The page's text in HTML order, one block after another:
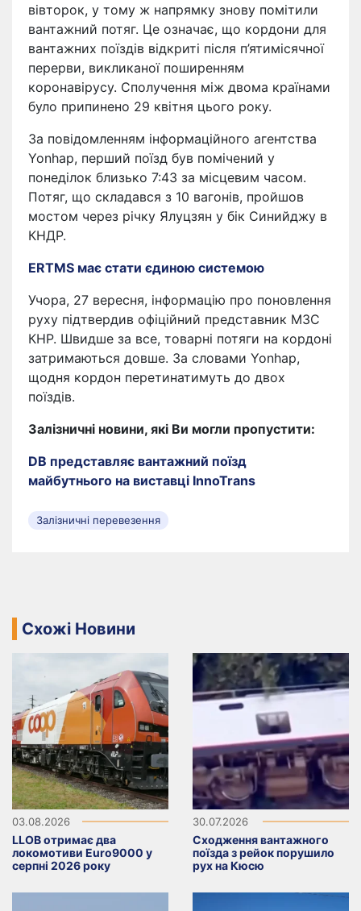
вівторок, у тому ж напрямку знову помітили
вантажний потяг. Це означає, що кордони для
вантажних поїздів відкриті після п’ятимісячної
перерви, викликаної поширенням
коронавірусу. Сполучення між двома країнами
було припинено 29 квітня цього року.
За повідомленням інформаційного агентства
Yonhap, перший поїзд був помічений у
понеділок близько 7:43 за місцевим часом.
Потяг, що складався з 10 вагонів, пройшов
мостом через річку Ялуцзян у бік Синийджу в
КНДР.
ERTMS має стати єдиною системою
Учора, 27 вересня, інформацію про поновлення
руху підтвердив офіційний представник МЗС
КНР. Швидше за все, товарні потяги на кордоні
затримаються довше. За словами Yonhap,
щодня кордон перетинатимуть до двох
поїздів.
Залізничні новини, які Ви могли пропустити:
DB представляє вантажний поїзд
майбутнього на виставці InnoTrans
Залізничні перевезення
Схожі Новини
03.08.2026
LLOB отримає два
локомотиви Euro9000 у
серпні 2026 року
30.07.2026
Сходження вантажного
поїзда з рейок порушило
рух на Кюсю